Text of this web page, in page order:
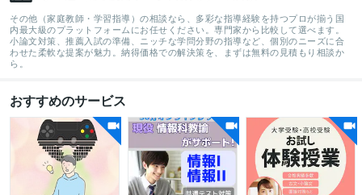
その他（家庭教師・学習指導）の相談なら、多彩な指導経験を持つプロが揃う国
内最大級のプラットフォームにお任せください。専門家から比較して選べます。
小論文対策、推薦入試の準備、ニッチな学問分野の指導など、個別のニーズに合
わせた柔軟な提案が魅力。納得価格での解決策を、まずは無料の見積もり相談か
ら。
おすすめのサービス